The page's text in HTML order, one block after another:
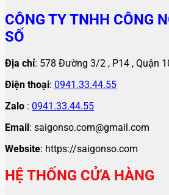
CÔNG TY TNHH CÔNG
SỐ
Địa chỉ: 578 Đường 3/2 , P14 , Quận
Điện thoại: 0941.33.44.55
Zalo : 0941.33.44.55
Email: saigonso.com@gmail.com
Website: https://saigonso.com
HỆ THỐNG CỬA HÀNG